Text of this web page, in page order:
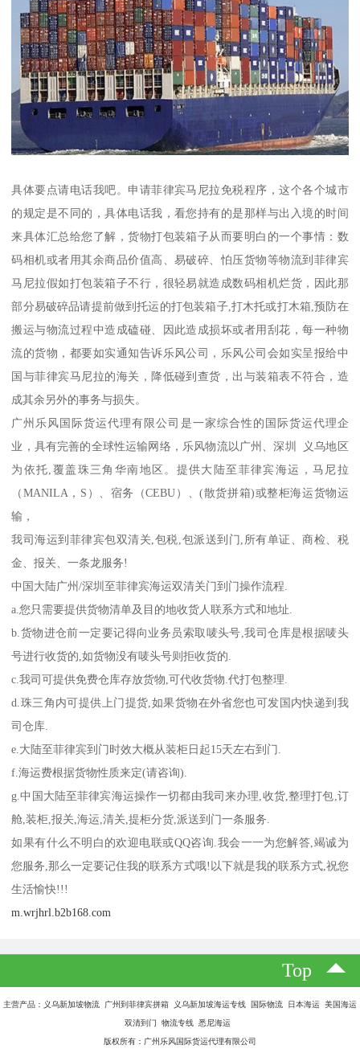
具体要点请电话我吧。申请菲律宾马尼拉免税程序，这个各个城市
的规定是不同的，具体电话我，看您持有的是那样与出入境的时间
来具体汇总给您了解，货物打包装箱子从而要明白的一个事情：数
码相机或者用其余商品价值高、易破碎、怕压货物等物流到菲律宾
马尼拉假如打包装箱子不行，很轻易就造成数码相机烂货，因此那
部分易破碎品请提前做到托运的打包装箱子,打木托或打木箱,预防在
搬运与物流过程中造成磕碰、因此造成损坏或者用刮花，每一种物
流的货物，都要如实通知告诉乐风公司，乐风公司会如实呈报给中
国与菲律宾马尼拉的海关，降低碰到查货，出与装箱表不符合，造
成其余另外的事务与损失。
广州乐风国际货运代理有限公司是一家综合性的国际货运代理企
业，具有完善的全球性运输网络，乐风物流以广州、深圳 义乌地区
为依托,覆盖珠三角华南地区。提供大陆至菲律宾海运，马尼拉
（MANILA，S）、宿务（CEBU）、(散货拼箱)或整柜海运货物运
输，
我司海运到菲律宾包双清关,包税,包派送到门,所有单证、商检、税
金、报关、一条龙服务!
中国大陆广州/深圳至菲律宾海运双清关门到门操作流程.
a.您只需要提供货物清单及目的地收货人联系方式和地址.
b.货物进仓前一定要记得向业务员索取唛头号,我司仓库是根据唛头
号进行收货的,如货物没有唛头号则拒收货的.
c.我司可提供免费仓库存放货物,可代收货物.代打包整理.
d.珠三角内可提供上门提货,如果货物在外省您也可发国内快递到我
司仓库.
e.大陆至菲律宾到门时效大概从装柜日起15天左右到门.
f.海运费根据货物性质来定(请咨询).
g.中国大陆至菲律宾海运操作一切都由我司来办理,收货,整理打包,订
舱,装柜,报关,海运,清关,提柜分货,派送到门一条服务.
如果有什么不明白的欢迎电联或QQ咨询.我会一一为您解答,竭诚为
您服务,那么一定要记住我的联系方式哦!以下就是我的联系方式,祝您
生活愉快!!!
m.wrjhrl.b2b168.com
Top
主营产品：义乌新加坡物流 广州到菲律宾拼箱 义乌新加坡海运专线 国际物流 日本海运 美国海运
双清到门 物流专线 悉尼海运
版权所有：广州乐风国际货运代理有限公司